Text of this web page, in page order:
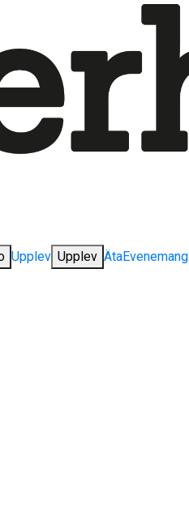
Upplev Upplev ÄtaEvenemang